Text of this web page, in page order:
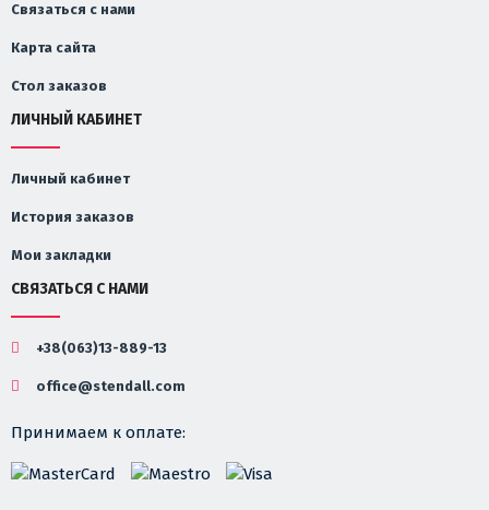
Связаться с нами
Карта сайта
Стол заказов
ЛИЧНЫЙ КАБИНЕТ
Личный кабинет
История заказов
Мои закладки
СВЯЗАТЬСЯ С НАМИ
+38(063)13-889-13
office@stendall.com
Принимаем к оплате: